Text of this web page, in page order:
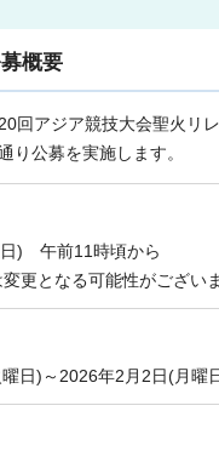
概要
回アジア競技大会聖火リ
り公募を実施します。
) 午前11時頃から
更となる可能性がございま
日)～2026年2月2日(月曜